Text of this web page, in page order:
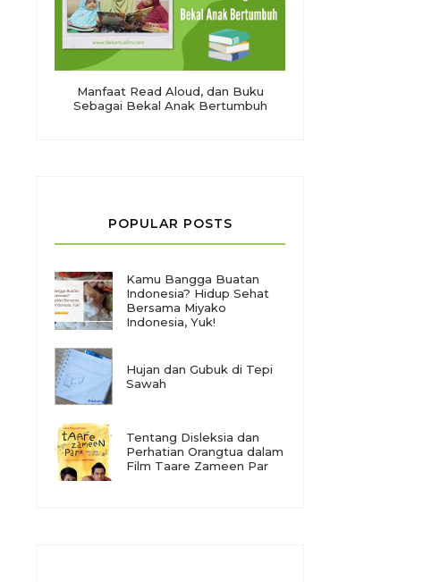
Manfaat Read Aloud, dan Buku
Sebagai Bekal Anak Bertumbuh
POPULAR POSTS
Kamu Bangga Buatan
Indonesia? Hidup Sehat
Bersama Miyako
Indonesia, Yuk!
Hujan dan Gubuk di Tepi
Sawah
Tentang Disleksia dan
Perhatian Orangtua dalam
Film Taare Zameen Par